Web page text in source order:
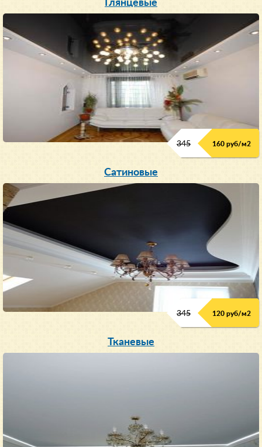
Глянцевые
345 160 руб/м2
Сатиновые
345 120 руб/м2
Тканевые